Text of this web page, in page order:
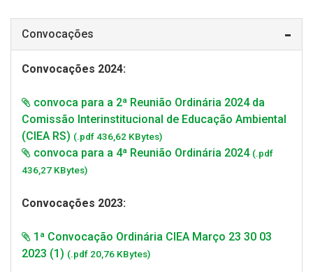
Convocações
Convocações 2024:
convoca para a 2ª Reunião Ordinária 2024 da
Comissão Interinstitucional de Educação Ambiental
(CIEA RS) (.pdf 436,62 KBytes)
convoca para a 4ª Reunião Ordinária 2024 (.pdf
436,27 KBytes)
Convocações 2023:
1ª Convocação Ordinária CIEA Março 23 30 03
2023 (1) (.pdf 20,76 KBytes)